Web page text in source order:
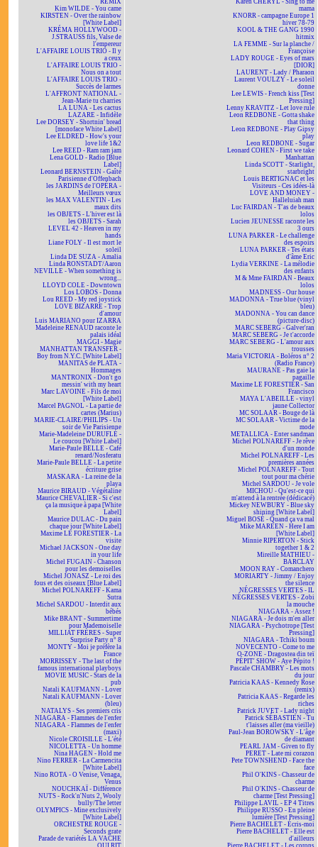
REMIX
Kim WILDE - You came
KIRSTEN - Over the rainbow
[White Label]
KRÉMA HOLLYWOOD -
J.STRAUSS fils, Valse de
l'empereur
L'AFFAIRE LOUIS TRIO - Il y
a ceux
L'AFFAIRE LOUIS TRIO -
Nous on a tout
L'AFFAIRE LOUIS TRIO -
Succès de larmes
L'AFFRONT NATIONAL -
Jean-Marie tu charries
LA LUNA - Les cactus
LAZARE - Infidèle
Lee DORSEY - Shortnin' bread
[monoface White Label]
Lee ELDRED - How's your
love life 1&2
Lee REED - Ram ram jam
Lena GOLD - Radio [Blue
Label]
Leonard BERNSTEIN - Gaîté
Parisienne d'Offenbach
les JARDINS de l'OPÉRA -
Meilleurs vœux
les MAX VALENTIN - Les
maux dits
les OBJETS - L'hiver est là
les OBJETS - Sarah
LEVEL 42 - Heaven in my
hands
Liane FOLY - Il est mort le
soleil
Linda DE SUZA - Amalia
Linda RONSTADT/Aaron
NEVILLE - When something is
wrong...
LLOYD COLE - Downtown
Los LOBOS - Donna
Lou REED - My red joystick
LOVE BIZARRE - Trop
d'amour
Luis MARIANO pour IZARRA
Madeleine RENAUD raconte le
palais idéal
MAGGI - Magie
MANHATTAN TRANSFER -
Boy from N.Y.C. [White Label]
MANITAS de PLATA -
Hommages
MANTRONIX - Don't go
messin' with my heart
Marc LAVOINE - Fils de moi
[White Label]
Marcel PAGNOL - La partie de
cartes (Marius)
MARIE-CLAIRE/PHILIPS - Un
soir de Vie Parisienne
Marie-Madeleine DURUFLÉ -
Le coucou [White Label]
Marie-Paule BELLE - Café
renard/Nosferatu
Marie-Paule BELLE - La petite
écriture grise
MASKARA - La reine de la
playa
Maurice BIRAUD - Végétaline
Maurice CHEVALIER - Si c'est
ça la musique à papa [White
Label]
Maurice DULAC - Du pain
chaque jour [White Label]
Maxime LE FORESTIER - La
visite
Michael JACKSON - One day
in your life
Michel FUGAIN - Chanson
pour les demoiselles
Michel JONASZ - Le roi des
fous et des oiseaux [Blue Label]
Michel POLNAREFF - Kama
Sutra
Michel SARDOU - Interdit aux
bébés
Mike BRANT - Summertime
pour Mademoiselle
MILLIAT FRÈRES - Super
Surprise Party n° 8
MONTY - Moi je préfère la
France
MORRISSEY - The last of the
famous international playboys
MOVIE MUSIC - Stars de la
pub
Natali KAUFMANN - Lover
Natali KAUFMANN - Lover
(bleu)
NATALYS - Ses premiers cris
NIAGARA - Flammes de l'enfer
NIAGARA - Flammes de l'enfer
(maxi)
Nicole CROISILLE - L'été
NICOLETTA - Un homme
Nina HAGEN - Hold me
Nino FERRER - La Carmencita
[White Label]
Nino ROTA - O Venise, Venaga,
Venus
NOUCHKAÏ - Différence
NUTS - Rock'n'Nuts 2, Wooly
bully/The letter
OLYMPICS - Mine exclusively
[White Label]
ORCHESTRE ROUGE -
Seconds grate
Parade de variétés LA VACHE
QUI RIT
Karen CHERYL - Sing to me
mama
KNORR - campagne Europe 1
hiver 78-79
KOOL & THE GANG 1990
hitmix
LA FEMME - Sur la planche /
Françoise
LADY ROUGE - Eyes of mars
[DIOR]
LAURENT - Lady / Pharaon
Laurent VOULZY - Le soleil
donne
Lee LEWIS - French kiss [Test
Pressing]
Lenny KRAVITZ - Let love rule
Leon REDBONE - Gotta shake
that thing
Leon REDBONE - Play Gipsy
play
Leon REDBONE - Sugar
Leonard COHEN - First we take
Manhattan
Linda SCOTT - Starlight,
starbright
Louis BERTIGNAC et les
Visiteurs - Ces idées-là
LOVE AND MONEY -
Halleluiah man
Luc FAIRDAN - T'as de beaux
lolos
Lucien JEUNESSE raconte les
3 ours
LUNA PARKER - Le challenge
des espoirs
LUNA PARKER - Tes états
d'âme Eric
Lydia VERKINE - La mélodie
des enfants
M & Mme FAIRDAN - Beaux
lolos
MADNESS - Our house
MADONNA - True blue (vinyl
bleu)
MADONNA - You can dance
(picture-disc)
MARC SEBERG - Galver'ran
MARC SEBERG - Je t'accorde
MARC SEBERG - L'amour aux
trousses
Maria VICTORIA - Boléros n° 2
(Radio France)
MAURANE - Pas gaie la
pagaille
Maxime LE FORESTIER - San
Francisco
MAYA L'ABEILLE - vinyl
jaune Collector
MC SOLAAR - Bouge de là
MC SOLAAR - Victime de la
mode
METALLICA - Enter sandman
Michel POLNAREFF - Je rêve
d'un monde
Michel POLNAREFF - Les
premières années
Michel POLNAREFF - Tout
tout pour ma chérie
Michel SARDOU - Je vole
MICHOU - Qu'est-ce qui
m'attend à la rentrée (dédicacé)
Mickey NEWBURY - Blue sky
shining [White Label]
Miguel BOSÉ - Quand ça va mal
Mike MAREEN - Here I am
[White Label]
Minnie RIPERTON - Stick
together 1 & 2
Mireille MATHIEU -
BARCLAY
MOON RAY - Comanchero
MORIARTY - Jimmy / Enjoy
the silence
NÉGRESSES VERTES - IL
NÉGRESSES VERTES - Zobi
la mouche
NIAGARA - Assez !
NIAGARA - Je dois m'en aller
NIAGARA - Psychotrope [Test
Pressing]
NIAGARA - Tchiki boum
NOVECENTO - Come to me
O-ZONE - Dragostea din teï
PÉPIT' SHOW - Aye Pépito !
Pascale CHAMBRY - Les mots
du jour
Patricia KAAS - Kennedy Rose
(remix)
Patricia KAAS - Regarde les
riches
Patrick JUVET - Lady night
Patrick SÉBASTIEN - Tu
t'laisses aller (ma vieille)
Paul-Jean BOROWSKY - L'âge
de diamant
PEARL JAM - Given to fly
PERET - Late mi corazon
Pete TOWNSHEND - Face the
face
Phil O'KINS - Chasseur de
charme
Phil O'KINS - Chasseur de
charme [Test Pressing]
Philippe LAVIL - EP 4 Titres
Philippe RUSSO - En pleine
lumière [Test Pressing]
Pierre BACHELET - Écris-moi
Pierre BACHELET - Elle est
d'ailleurs
Pierre BACHELET - Les corons